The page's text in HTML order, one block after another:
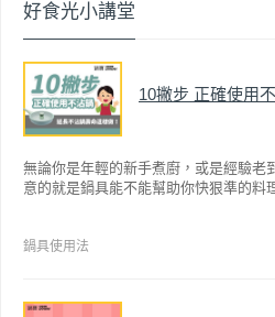
好食光小講堂
10撇步 正確使用
無論你是年輕的新手煮廚，或是經驗老
意的就是鍋具能不能幫助你快狠準的料
因此金鑽不沾系列的鍋具，更年年穩居
鍋具使用法